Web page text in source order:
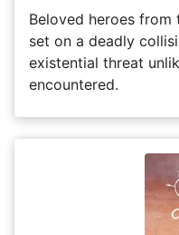
Beloved heroes from
set on a deadly
existential threat
encountered.